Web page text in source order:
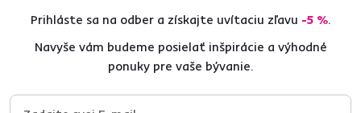
Prihláste sa na odber a získajte uvítaciu zľavu -5 %.
Navyše vám budeme posielať inšpirácie a výhodné
ponuky pre vaše bývanie.